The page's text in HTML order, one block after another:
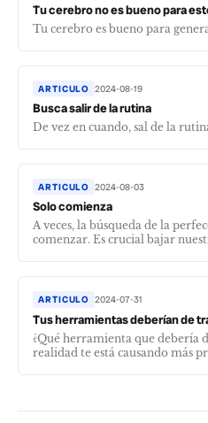
Tu cerebro no es bueno para
Tu cerebro es bueno para
ARTICULO 2024-08-19
Busca salir de la rutina
De vez en cuando, sal de la
ARTICULO 2024-08-03
Solo comienza
A veces, la búsqueda de la
comenzar. Es crucial bajar
ARTICULO 2024-07-31
Tus herramientas deberían de
¿Qué herramienta que debería
realidad te está causando más